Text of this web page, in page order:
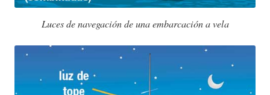
Luces de navegación de una embarcación a vela